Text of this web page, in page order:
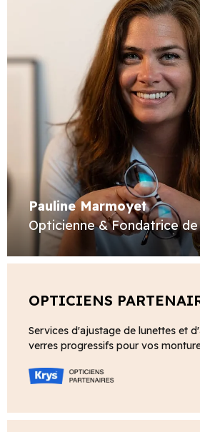
Pauline Marmoyet
Opticienne & Fondatrice
OPTICIENS
Services d'ajustage de lunettes et
verres progressifs pour vos